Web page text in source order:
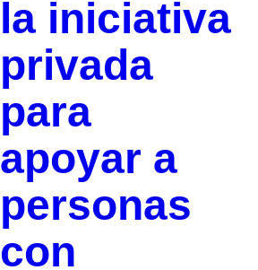
la iniciativa
privada
para
apoyar a
personas
con